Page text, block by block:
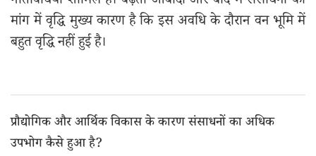
मांग में वृद्धि मुख्य कारण है कि इस अवधि के दौरान वन भूमि में
बहुत वृद्धि नहीं हुई है।
प्रौद्योगिक और आर्थिक विकास के कारण संसाधनों का अधिक
उपभोग कैसे हुआ है?